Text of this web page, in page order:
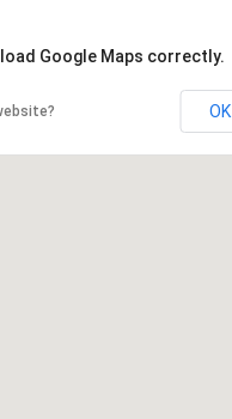
Google Maps correctly.
OK